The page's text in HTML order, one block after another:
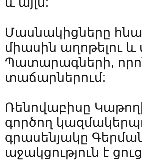
Մասնակիցները
միասին աղոթելու և
Պատարագների,
տաճարներում:
Ռենովաբիսը
գործող
գրասենյակը
աջակցություն է